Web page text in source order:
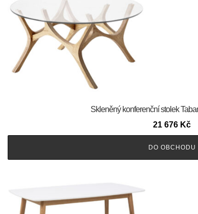
Skleněný konferenční stolek
21 676 Kč
DO OBCHODU